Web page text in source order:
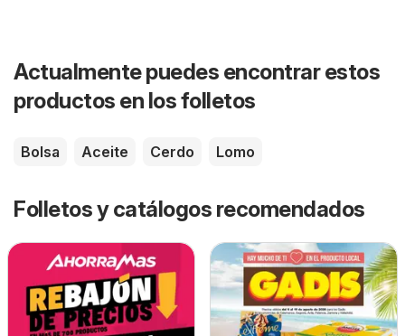
Actualmente puedes encontrar estos
productos en los folletos
Bolsa Aceite Cerdo Lomo
Folletos y catálogos recomendados